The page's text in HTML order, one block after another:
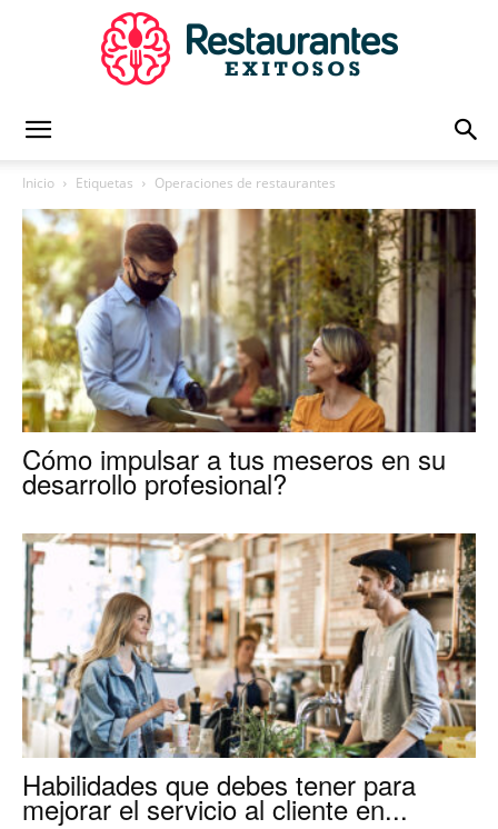
Exitosos
|
Capacitación
para
Restaurantes
|
Inicio Etiquetas Operaciones de restaurantes
Cómo impulsar a tus meseros en su
desarrollo profesional?
Habilidades que debes tener para
mejorar el servicio al cliente en...